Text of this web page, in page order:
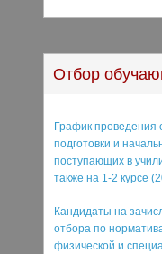
Отбор
График проведения
подготовки и
поступающих в
также на 1-2 курсе
Кандидаты на
отбора по
физической и